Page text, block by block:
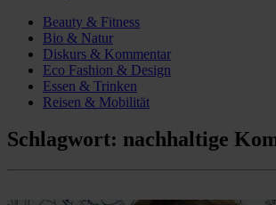
Beauty & Fitness
Bio & Natur
Diskurs & Kommentar
Eco Fashion & Design
Essen & Trinken
Reisen & Mobilität
Schlagwort: nachhaltige